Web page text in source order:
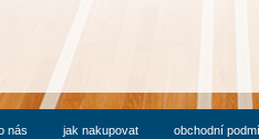
nás jak nakupovat obchodní